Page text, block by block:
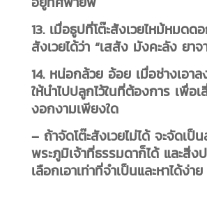
13. เมื่อธูปที่โต๊ะสังเวยไหม้หมดด
สังเวยได้ว่า “เสสัง มังคะลัง ยาจ
14. หน่อกล้วย อ้อย เมื่อช่างเอาล
ให้นำไปปลูกไว้ในที่ต้องการ เพื่อเ
งอกงามเพียงใด
– ถ้าจัดโต๊ะสังเวยไม่ได้ จะจัดเป็
พระภูมิเจ้าที่ธรรมดาก็ได้ และสิ่
เลือกเอาเท่าที่จำเป็นและหาได้ง่าย